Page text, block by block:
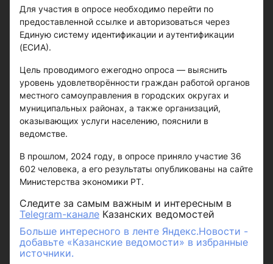
Для участия в опросе необходимо перейти по
предоставленной ссылке и авторизоваться через
Единую систему идентификации и аутентификации
(ЕСИА).
Цель проводимого ежегодно опроса — выяснить
уровень удовлетворённости граждан работой органов
местного самоуправления в городских округах и
муниципальных районах, а также организаций,
оказывающих услуги населению, пояснили в
ведомстве.
В прошлом, 2024 году, в опросе приняло участие 36
602 человека, а его результаты опубликованы на сайте
Министерства экономики РТ.
Следите за самым важным и интересным в
Telegram-канале Казанских ведомостей
Больше интересного в ленте Яндекс.Новости -
добавьте «Казанские ведомости» в избранные
источники.